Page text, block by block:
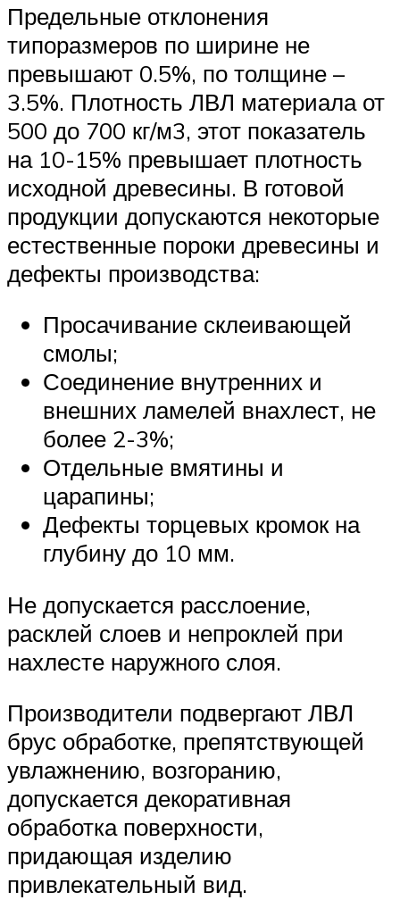
Предельные отклонения
типоразмеров по ширине не
превышают 0.5%, по толщине –
3.5%. Плотность ЛВЛ материала от
500 до 700 кг/м3, этот показатель
на 10-15% превышает плотность
исходной древесины. В готовой
продукции допускаются некоторые
естественные пороки древесины и
дефекты производства:
Просачивание склеивающей
смолы;
Соединение внутренних и
внешних ламелей внахлест, не
более 2-3%;
Отдельные вмятины и
царапины;
Дефекты торцевых кромок на
глубину до 10 мм.
Не допускается расслоение,
расклей слоев и непроклей при
нахлесте наружного слоя.
Производители подвергают ЛВЛ
брус обработке, препятствующей
увлажнению, возгоранию,
допускается декоративная
обработка поверхности,
придающая изделию
привлекательный вид.